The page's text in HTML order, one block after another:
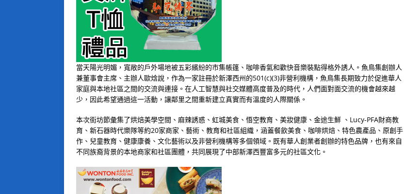
當天陽光明媚，寬敞的戶外場地被五彩繽紛的市集帳篷、咖啡香氣和歡快音樂裝點得格外誘人。魚鳥集創辦人
兼董事會主席、主辦人歐焓說，作為一家註冊於新澤西州的501(c)(3)非營利機構，魚鳥集長期致力於促進華人
家庭與本地社區之間的交流與連接。在人工智慧與社交媒體高度普及的時代，人們面對面交流的機會越來越
少，因此希望通過這一活動，讓鄰里之間重新建立真實而有溫度的人際關係。
本次街坊節彙集了烘焙美學空間、麻辣誘惑、虹城美食、悟空教育、美妝健康、金途生鮮 、Lucy-PFA財商教
育、新石器時代樂隊等約20家商家、藝術、教育和社區組織，涵蓋餐飲美食、咖啡烘焙、特色農產品、原創手
作、兒童教育、健康康養、文化藝術以及非營利機構等多個領域。既有華人創業者創辦的特色品牌，也有來自
不同族裔背景的本地商家和社區團體，共同展現了中部新澤西豐富多元的社區文化。